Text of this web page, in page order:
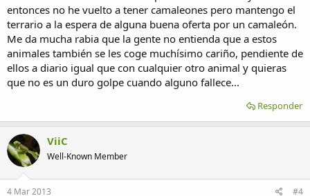
entonces no he vuelto a tener camaleones pero mantengo el
terrario a la espera de alguna buena oferta por un camaleón.
Me da mucha rabia que la gente no entienda que a estos
animales también se les coge muchísimo cariño, pendiente de
ellos a diario igual que con cualquier otro animal y quieras
que no es un duro golpe cuando alguno fallece...
Responder
ViiC
Well-Known Member
4 Mar 2013 #4